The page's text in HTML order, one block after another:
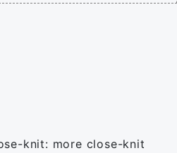
knit: more close-knit